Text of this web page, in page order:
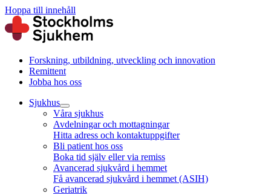
Hoppa till innehåll
Forskning, utbildning, utveckling och innovation
Remittent
Jobba hos oss
Sjukhus
Våra sjukhus
Avdelningar och mottagningar
Hitta adress och kontaktuppgifter
Bli patient hos oss
Boka tid själv eller via remiss
Avancerad sjukvård i hemmet
Få avancerad sjukvård i hemmet (ASIH)
Geriatrik